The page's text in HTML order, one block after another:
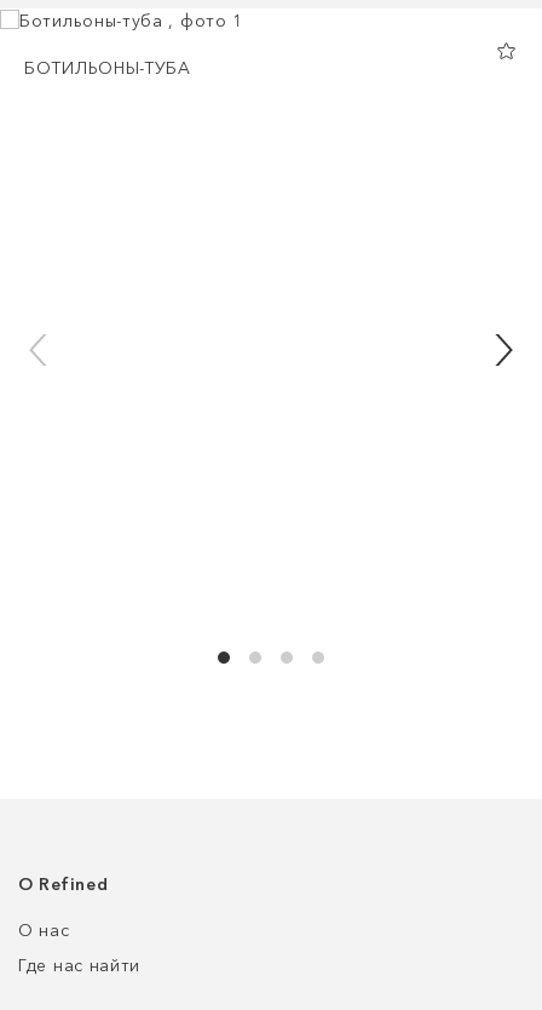
БОТИЛЬОНЫ-ТУБА
О Refined
О нас
Где нас найти